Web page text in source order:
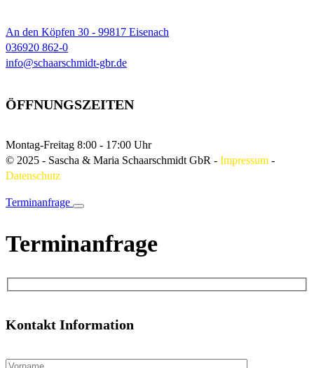
An den Köpfen 30 - 99817 Eisenach
036920 862-0
info@schaarschmidt-gbr.de
ÖFFNUNGSZEITEN
Montag-Freitag 8:00 - 17:00 Uhr
© 2025 - Sascha & Maria Schaarschmidt GbR - Impressum -
Datenschutz
Terminanfrage
Terminanfrage
Kontakt Information